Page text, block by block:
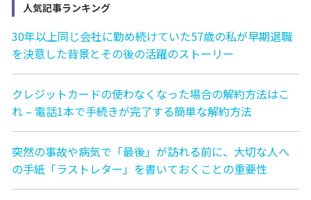
人気記事ランキング
30年以上同じ会社に勤め続けていた57歳の私が早期退職
を決意した背景とその後の活躍のストーリー
クレジットカードの使わなくなった場合の解約方法はこ
れ – 電話1本で手続きが完了する簡単な解約方法
突然の事故や病気で「最後」が訪れる前に、大切な人へ
の手紙「ラストレター」を書いておくことの重要性